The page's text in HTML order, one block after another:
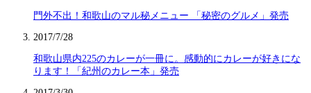
門外不出！和歌山のマル秘メニュー 「秘密のグルメ」発売
2017/7/28
和歌山県内225のカレーが一冊に。感動的にカレーが好きにな
ります！「紀州のカレー本」発売